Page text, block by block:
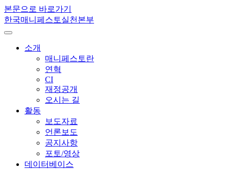
본문으로 바로가기
한국매니페스토실천본부
소개
매니페스토란
연혁
CI
재정공개
오시는 길
활동
보도자료
언론보도
공지사항
포토/영상
데이터베이스